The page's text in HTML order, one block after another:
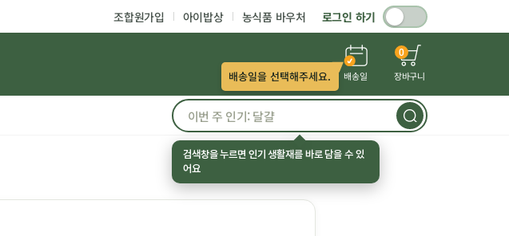
조합원가입 아이밥상 농식품 바우처 로그인 하기
배송일
배송일을 선택해주세요.
0
장바구니
검색창을 누르면 인기 생활재를 바로 담을 수 있
어요